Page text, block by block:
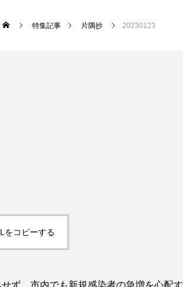
特集記事 片隅抄 20230123
をコピーする
ず、市内でも新規感染者の急増を心配す